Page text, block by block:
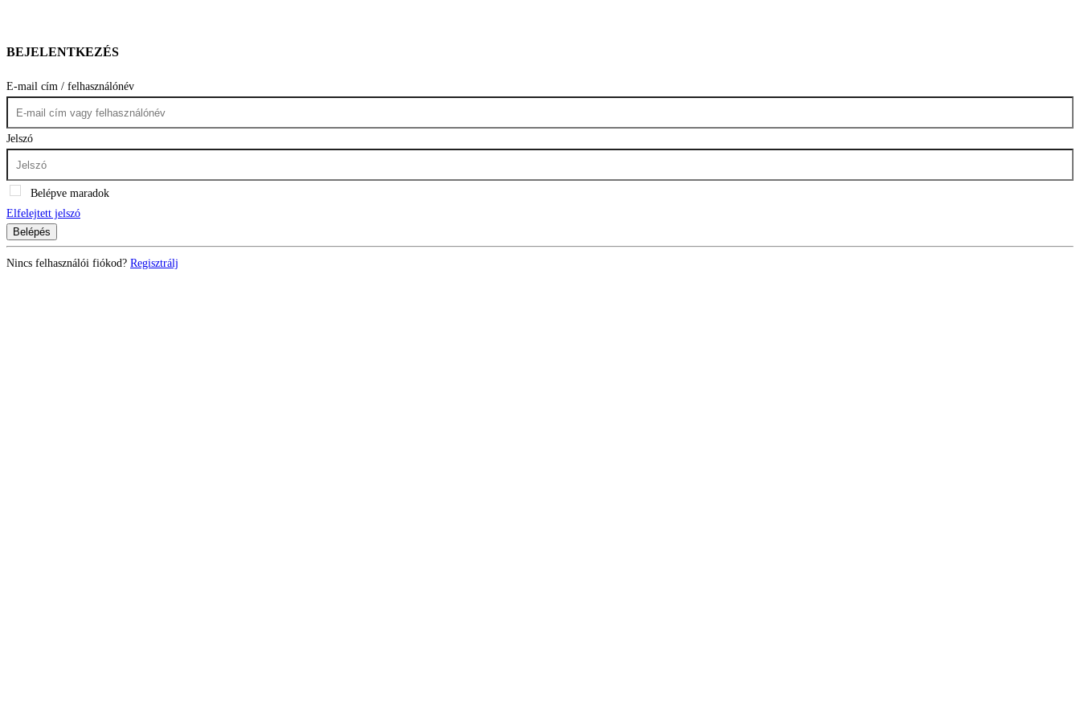
BEJELENTKEZÉS
E-mail cím / felhasználónév
Jelszó
Belépve maradok
Elfelejtett jelszó
Belépés
Nincs felhasználói fiókod? Regisztrálj